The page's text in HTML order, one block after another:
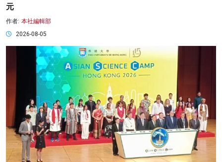
元
作者: 本社編輯部
2026-08-05